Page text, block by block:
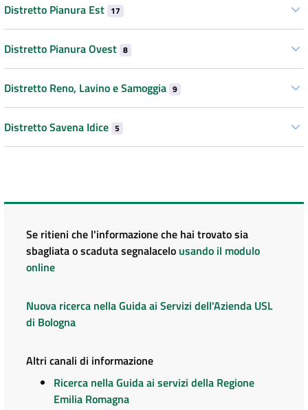
Distretto Pianura Est 17
Distretto Pianura Ovest 8
Distretto Reno, Lavino e Samoggia 9
Distretto Savena Idice 5
Se ritieni che l'informazione che hai trovato sia
sbagliata o scaduta segnalacelo usando il modulo
online
Nuova ricerca nella Guida ai Servizi dell'Azienda USL
di Bologna
Altri canali di informazione
Ricerca nella Guida ai servizi della Regione
Emilia Romagna